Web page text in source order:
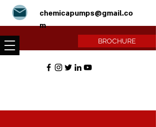
chemicapumps@gmail.co
m
BROCHURE